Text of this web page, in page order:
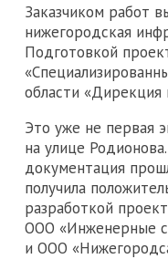
Заказчиком работ
нижегородская
Подготовкой
области «Дирекция
Это уже не первая
на улице
документация
получила
разработкой
ООО «Инженерные
и ООО